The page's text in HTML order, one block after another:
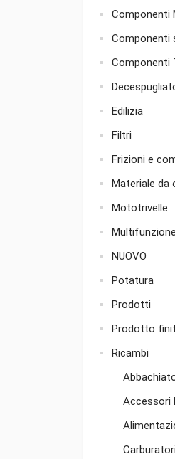
Componenti
Componenti
Componenti
Edilizia
Filtri
Frizioni e
Materiale da
Mototrivelle
Multifunzione
NUOVO
Potatura
Prodotti
Prodotto
Ricambi
Accessori